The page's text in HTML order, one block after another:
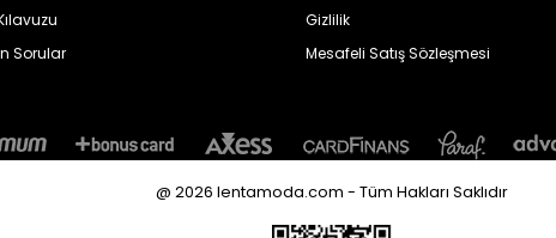
Sorular
Gizlilik
Mesafeli Satış Sözleşmesi
@ 2026 lentamoda.com - Tüm Hakları Saklıdır